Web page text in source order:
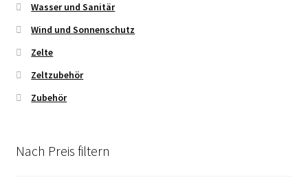
Wasser und Sanitär
Wind und Sonnenschutz
Zelte
Zeltzubehör
Zubehör
Nach Preis filtern